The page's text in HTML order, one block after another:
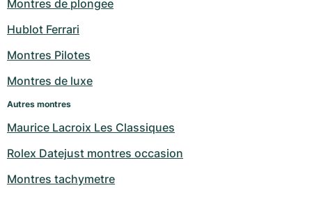
Montres de plongee
Hublot Ferrari
Montres Pilotes
Montres de luxe
Autres montres
Maurice Lacroix Les Classiques
Rolex Datejust montres occasion
Montres tachymetre